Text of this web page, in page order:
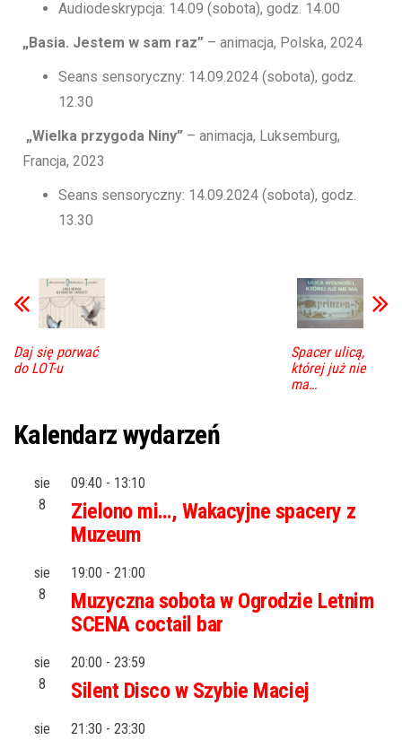
Audiodeskrypcja: 14.09 (sobota), godz. 14.00
„Basia. Jestem w sam raz” – animacja, Polska, 2024
Seans sensoryczny: 14.09.2024 (sobota), godz.
12.30
„Wielka przygoda Niny” – animacja, Luksemburg,
Francja, 2023
Seans sensoryczny: 14.09.2024 (sobota), godz.
13.30
Daj się porwać
do LOT-u
Spacer ulicą,
której już nie
ma…
Kalendarz wydarzeń
sie
8
09:40 - 13:10
Zielono mi…, Wakacyjne spacery z
Muzeum
sie
8
19:00 - 21:00
Muzyczna sobota w Ogrodzie Letnim
SCENA coctail bar
sie
8
20:00 - 23:59
Silent Disco w Szybie Maciej
sie
21:30 - 23:30